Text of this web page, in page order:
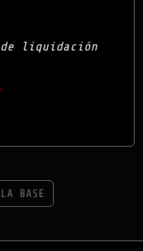
de liquidación
BASE